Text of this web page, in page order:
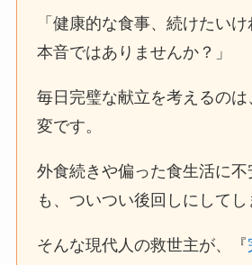
「健康的な食事、続けたい
本音ではありませんか？」
毎日完璧な献立を考えるの
変です。
外食続きや偏った食生活に
も、ついつい後回しにしてし
そんな現代人の救世主が、『